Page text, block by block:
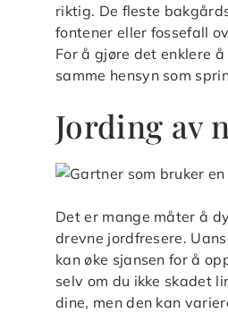
riktig. De fleste
fontener eller fossefall
For å gjøre det enklere
samme hensyn som
Jording av
Det er mange måter å
drevne jordfresere.
kan øke sjansen for å
selv om du ikke skadet
dine, men den kan